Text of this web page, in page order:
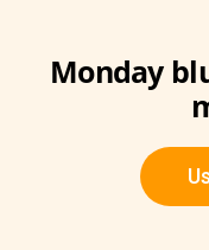
Monday